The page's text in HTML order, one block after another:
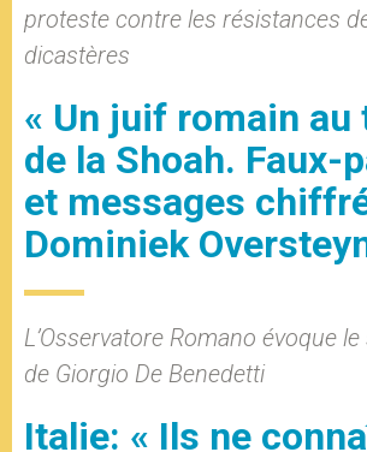
proteste contre les résistances
dicastères
« Un juif romain au
de la Shoah. Faux-
et messages
Dominiek
L’Osservatore Romano évoque
de Giorgio De Benedetti
Italie: « Ils ne